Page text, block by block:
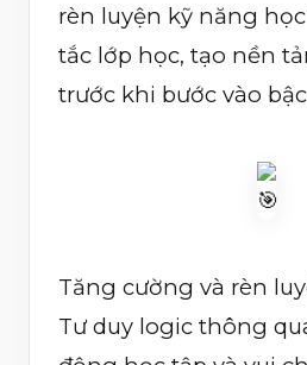
rèn luyện kỹ năng
tắc lớp học, tạo nền
trước khi bước vào
Tăng cường và rèn
Tư duy logic thông